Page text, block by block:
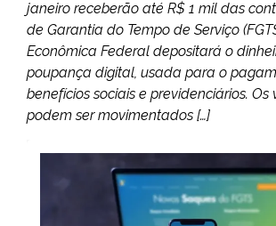
janeiro receberão até R$ 1 mil das
de Garantia do Tempo de Serviço
Econômica Federal depositará o
poupança digital, usada para o
benefícios sociais e previdenciários. Os
podem ser movimentados […]